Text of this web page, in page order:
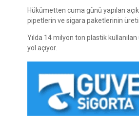
Hükümetten cuma günü yapılan
pipetlerin ve sigara paketlerinin
Yılda 14 milyon ton plastik
yol açıyor.